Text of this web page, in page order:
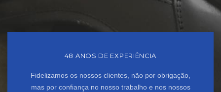
48 ANOS DE EXPERIÊNCIA
Fidelizamos os nossos clientes, não por obrigação,
mas por confiança no nosso trabalho e nos nossos